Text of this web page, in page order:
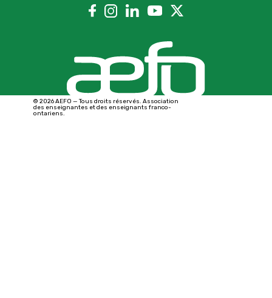
© 2026 AEFO — Tous droits réservés. Association
des enseignantes et des enseignants franco-
ontariens.